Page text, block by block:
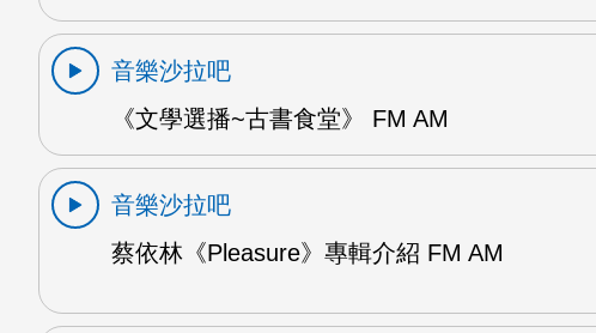
音樂沙拉吧
《文學選播~古書食堂》 FM AM
音樂沙拉吧
蔡依林《Pleasure》專輯介紹 FM AM